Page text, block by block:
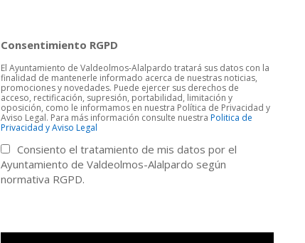
Consentimiento RGPD
El Ayuntamiento de Valdeolmos-Alalpardo tratará sus datos con la
finalidad de mantenerle informado acerca de nuestras noticias,
promociones y novedades. Puede ejercer sus derechos de
acceso, rectificación, supresión, portabilidad, limitación y
oposición, como le informamos en nuestra Política de Privacidad y
Aviso Legal. Para más información consulte nuestraPolitica de
Privacidad y Aviso Legal
Consiento el tratamiento de mis datos por el
Ayuntamiento de Valdeolmos-Alalpardo según
normativa RGPD.